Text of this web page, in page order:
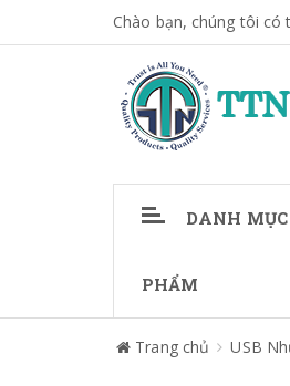
Chào bạn, chúng tôi có
DANH
PHẨM
Trang chủ USB